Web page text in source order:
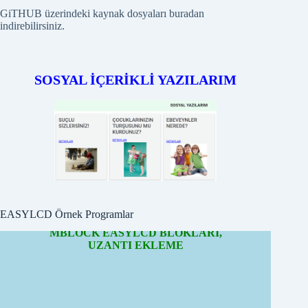
GiTHUB üzerindeki kaynak dosyaları buradan
indirebilirsiniz.
SOSYAL İÇERİKLİ YAZILARIM
EASYLCD Örnek Programlar